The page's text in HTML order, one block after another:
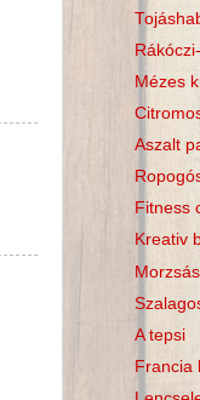
Mézes
Aszalt
Fitness
Kreativ
A tepsi
Francia